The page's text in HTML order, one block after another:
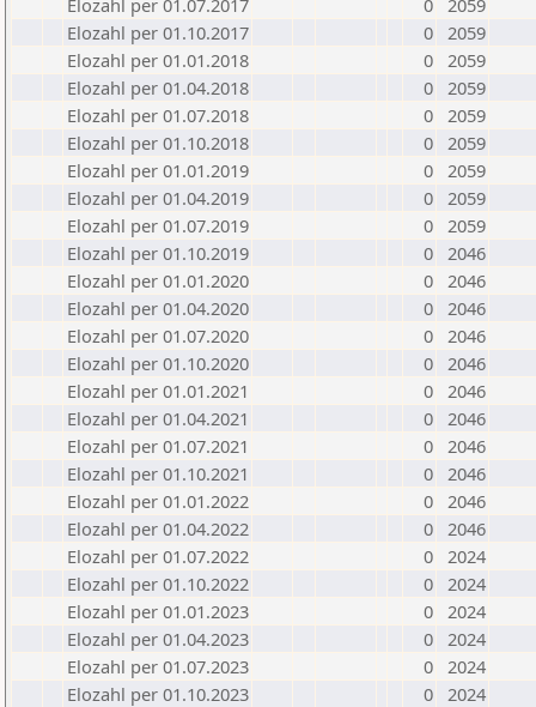
Elozahl per 01.07.2017
0 2059
Elozahl per 01.10.2017
0 2059
Elozahl per 01.01.2018
0 2059
Elozahl per 01.04.2018
0 2059
Elozahl per 01.07.2018
0 2059
Elozahl per 01.10.2018
0 2059
Elozahl per 01.01.2019
0 2059
Elozahl per 01.04.2019
0 2059
Elozahl per 01.07.2019
0 2059
Elozahl per 01.10.2019
0 2046
Elozahl per 01.01.2020
0 2046
Elozahl per 01.04.2020
0 2046
Elozahl per 01.07.2020
0 2046
Elozahl per 01.10.2020
0 2046
Elozahl per 01.01.2021
0 2046
Elozahl per 01.04.2021
0 2046
Elozahl per 01.07.2021
0 2046
Elozahl per 01.10.2021
0 2046
Elozahl per 01.01.2022
0 2046
Elozahl per 01.04.2022
0 2046
Elozahl per 01.07.2022
0 2024
Elozahl per 01.10.2022
0 2024
Elozahl per 01.01.2023
0 2024
Elozahl per 01.04.2023
0 2024
Elozahl per 01.07.2023
0 2024
Elozahl per 01.10.2023
0 2024